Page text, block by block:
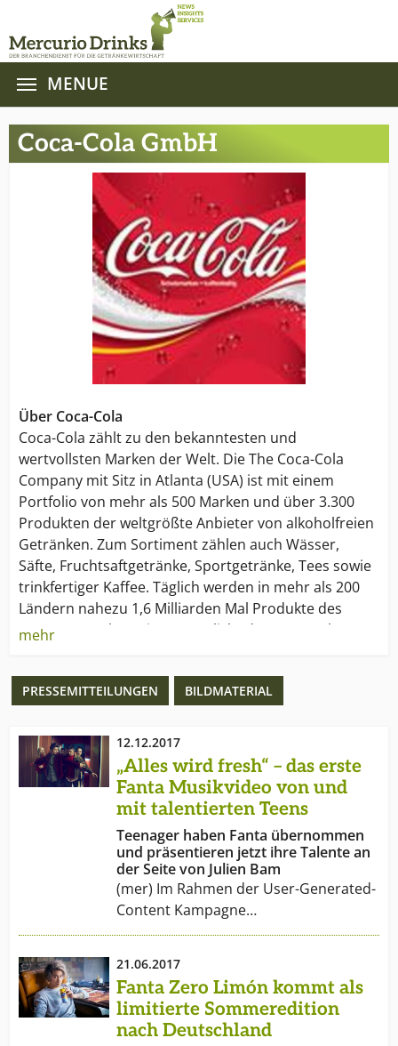
MENUE
Coca-Cola GmbH
Über Coca-Cola
Coca-Cola zählt zu den bekanntesten und
wertvollsten Marken der Welt. Die The Coca-Cola
Company mit Sitz in Atlanta (USA) ist mit einem
Portfolio von mehr als 500 Marken und über 3.300
Produkten der weltgrößte Anbieter von alkoholfreien
Getränken. Zum Sortiment zählen auch Wässer,
Säfte, Fruchtsaftgetränke, Sportgetränke, Tees sowie
trinkfertiger Kaffee. Täglich werden in mehr als 200
Ländern nahezu 1,6 Milliarden Mal Produkte des
Hauses verzehrt. Dies ermöglicht das Coca-Cola
Mit „Lebe die Zukunft“ verfolgt Coca-Cola eine
Unternehmen hat in den sieben Handlungsbereichen
Produkt, Wasser, Klimaschutz, Verpackung,
Arbeitsplatz, Aktiver Lebensstil und Gesellschaft
ehrgeizige Ziele formuliert und berichtet regelmäßig
über die Fortschritte. In Deutschland produziert
Coca-Cola seit 1929. Heute arbeiten hier etwa 12.000
Mitarbeiter an rund 70 verschiedenen Standorten.
Das Portfolio hierzulande umfasst mehr als 70
Produkte aus allen Segmenten alkoholfreier
mehr
PRESSEMITTEILUNGEN BILDMATERIAL
12.12.2017
„Alles wird fresh“ – das erste
Fanta Musikvideo von und
mit talentierten Teens
Teenager haben Fanta übernommen
und präsentieren jetzt ihre Talente an
der Seite von Julien Bam
(mer) Im Rahmen der User-Generated-
Content Kampagne…
21.06.2017
Fanta Zero Limón kommt als
limitierte Sommeredition
nach Deutschland